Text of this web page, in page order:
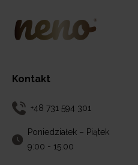
Kontakt
+48 731 594 301
Poniedziałek – Piątek
9:00 - 15:00